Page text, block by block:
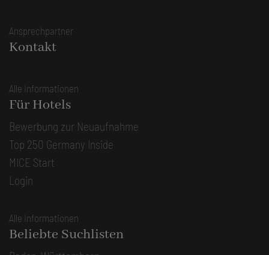
Ansprechpartner
Kontakt
Alle Informationen
Für Hotels
Bewerbung zur Neuaufnahme
Top 250 Germany Inside
MICE Start
Login
Alle Informationen
Beliebte Suchlisten